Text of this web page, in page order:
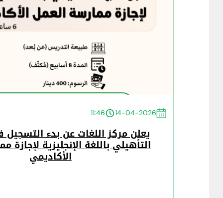
14-04-2026
11:46
يعلن مركز اللغات عن بدء التسجيل
التأهيلي باللغة الإنجليزية لإجازة
الأكاديمي